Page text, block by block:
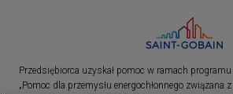
Przedsiębiorca uzyskał pomoc w ramach
„Pomoc dla przemysłu energochłonnego związana